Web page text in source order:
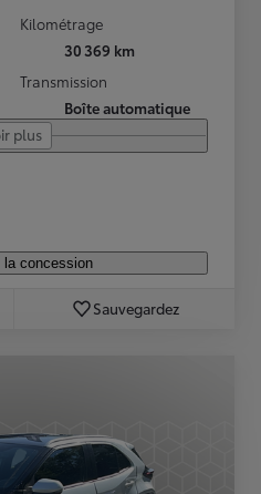
Kilométrage
30 369 km
Transmission
Boîte automatique
plus
la concession
Sauvegardez